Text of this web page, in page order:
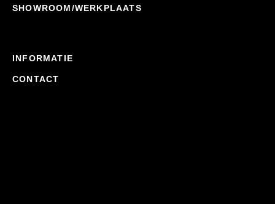
SHOWROOM/WERKPLAATS
INFORMATIE
CONTACT